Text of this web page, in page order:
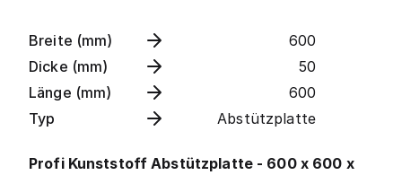
Breite (mm)
600
Dicke (mm)
50
Länge (mm)
600
Typ
Abstützplatte
Profi Kunststoff Abstützplatte - 600 x 600 x